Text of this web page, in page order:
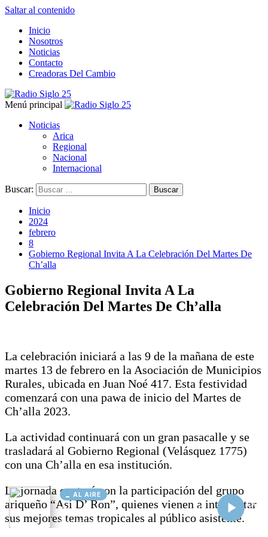
AL AIRE
Cargando...
Conectando...